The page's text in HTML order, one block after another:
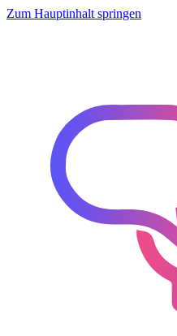
Zum Hauptinhalt springen